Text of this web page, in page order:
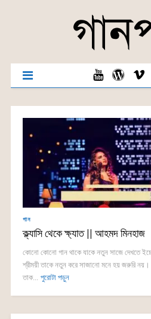
গান
ক্ল্যাসি থেকে ক্ষ্যাত || আহমদ মিনহাজ
কোনো কোনো গান থাকে যাকে নতুন সাজে দেখতে
শ্রীময়ী তাকে নতুন করে সাজানো মনে হয় জরুরি
তাক... পুরোটা পড়ুন